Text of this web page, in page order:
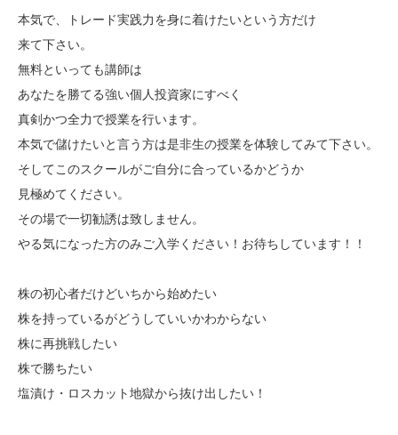
本気で、トレード実践力を身に着けたいという方だけ
来て下さい。
無料といっても講師は
あなたを勝てる強い個人投資家にすべく
真剣かつ全力で授業を行います。
本気で儲けたいと言う方は是非生の授業を体験してみて下さい。
そしてこのスクールがご自分に合っているかどうか
見極めてください。
その場で一切勧誘は致しません。
やる気になった方のみご入学ください！お待ちしています！！
株の初心者だけどいちから始めたい
株を持っているがどうしていいかわからない
株に再挑戦したい
株で勝ちたい
塩漬け・ロスカット地獄から抜け出したい！